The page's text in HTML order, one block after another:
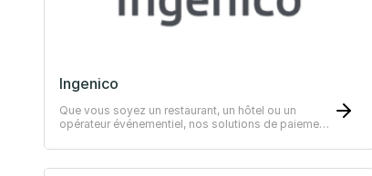
Ingenico
Que vous soyez un restaurant, un hôtel ou un
opérateur événementiel, nos solutions de paiement